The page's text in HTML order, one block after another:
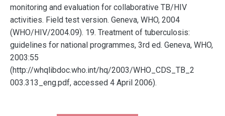
monitoring and evaluation for collaborative TB/HIV
activities. Field test version. Geneva, WHO, 2004
(WHO/HIV/2004.09). 19. Treatment of tuberculosis:
guidelines for national programmes, 3rd ed. Geneva, WHO,
2003:55
(http://whqlibdoc.who.int/hq/2003/WHO_CDS_TB_2
003.313_eng.pdf, accessed 4 April 2006).